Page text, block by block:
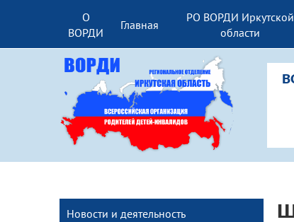
О
ВОРДИ
Главная
РО ВОРДИ Иркутской
области
Новости и деятельность